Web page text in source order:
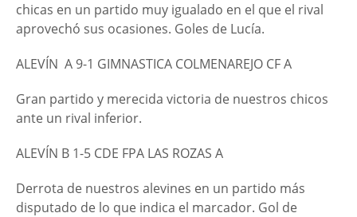
chicas en un partido muy igualado en el que el rival
aprovechó sus ocasiones. Goles de Lucía.
ALEVÍN A 9-1 GIMNASTICA COLMENAREJO CF A
Gran partido y merecida victoria de nuestros chicos
ante un rival inferior.
ALEVÍN B 1-5 CDE FPA LAS ROZAS A
Derrota de nuestros alevines en un partido más
disputado de lo que indica el marcador. Gol de